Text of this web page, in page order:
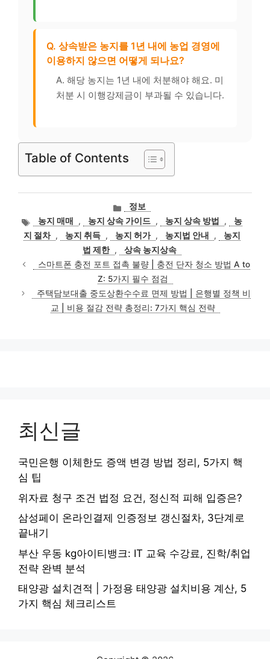
Q. 상속받은 농지를 1년 내에 농업 경영에
이용하지 않으면 어떻게 되나요?
A. 해당 농지는 1년 내에 처분해야 해요. 미
처분 시 이행강제금이 부과될 수 있습니다.
Table of Contents
카
테
고
리
정보
태
그
농지 매매 , 농지 상속 가이드 , 농지 상속 방법 ,
농
지 절차 , 농지 취득 , 농지 허가 , 농지법 안내 ,
농지
법 제한 ,
상속 농지상속
스마트폰 충전 포트 접촉 불량 | 충전 단자 청소 방법 A to
Z: 5가지 필수 점검
주택담보대출 중도상환수수료 면제 방법 | 은행별 정책 비
교 | 비용 절감 전략 총정리: 7가지 핵심 전략
최신글
국민은행 이체한도 증액 변경 방법 정리, 5가지 핵
심 팁
위자료 청구 조건 법정 요건, 정신적 피해 입증은?
삼성페이 온라인결제 인증정보 갱신절차, 3단계로
끝내기
부산 우동 kg아이티뱅크: IT 교육 수강료, 진학/취업
전략 완벽 분석
태양광 설치견적 | 가정용 태양광 설치비용 계산, 5
가지 핵심 체크리스트